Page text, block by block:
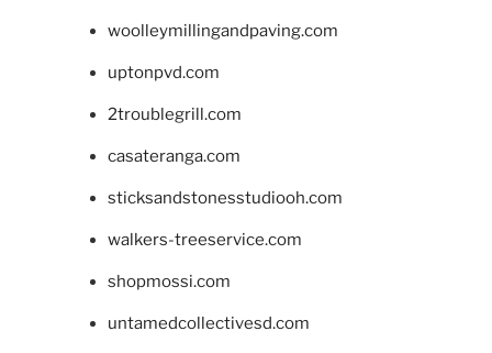
woolleymillingandpaving.com
uptonpvd.com
2troublegrill.com
casateranga.com
sticksandstonesstudiooh.com
walkers-treeservice.com
shopmossi.com
untamedcollectivesd.com